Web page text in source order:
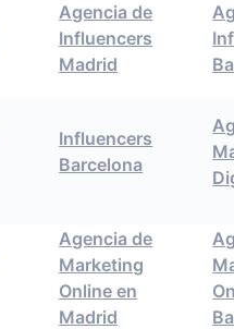
Agencia de
Influencers
Madrid
Influencers
Barcelona
Agencia de
Marketing
Online en
Madrid